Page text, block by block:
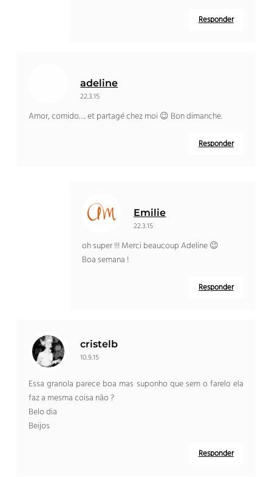
Responder
adeline
22.3.15
Amor, comido….et partagé chez moi 😉 Bon dimanche.
Responder
Emilie
22.3.15
oh super !!!Merci beaucoup Adeline 😉
Boa semana !
Responder
cristelb
10.9.15
Essa granola parece boa mas suponho que sem o farelo ela
faz a mesma coisa não ?
Belo dia
Beijos
Responder